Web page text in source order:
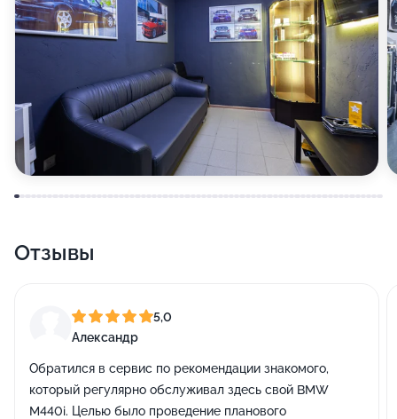
Отзывы
5,0
Александр
Обратился в сервис по рекомендации знакомого,
который регулярно обслуживал здесь свой BMW
M440i. Целью было проведение планового